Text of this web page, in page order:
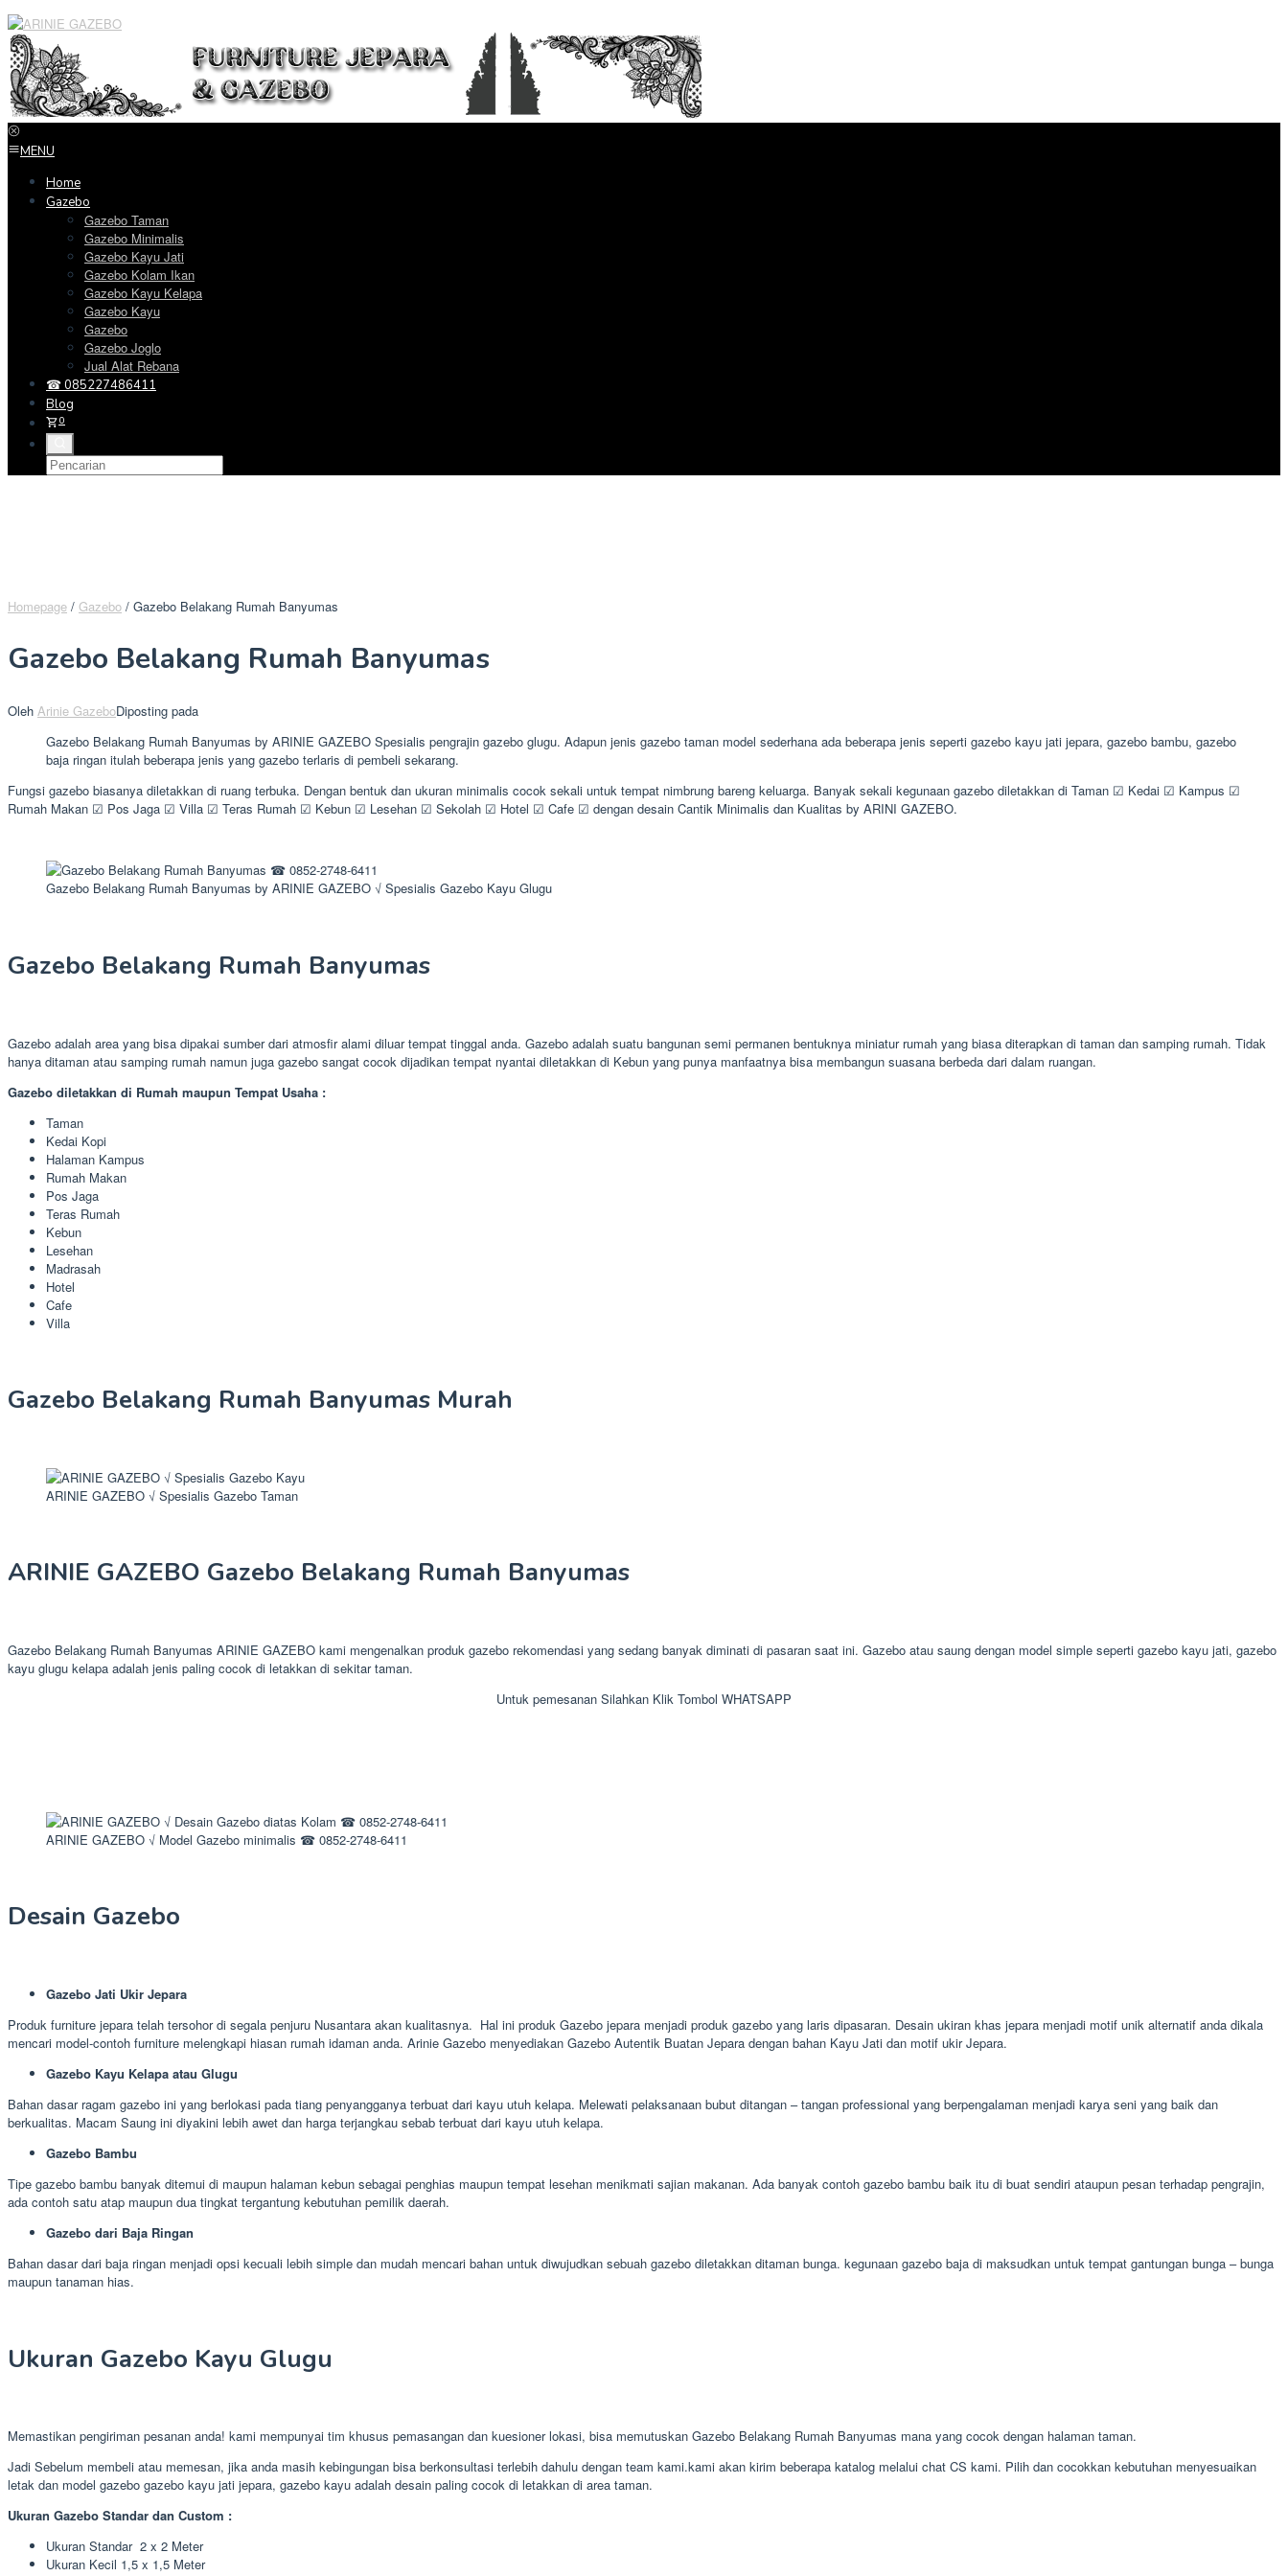
Loncat
ke
konten
MENU
Home
Gazebo
Gazebo Taman
Gazebo Minimalis
Gazebo Kayu Jati
Gazebo Kolam Ikan
Gazebo Kayu Kelapa
Gazebo Kayu
Gazebo
Gazebo Joglo
Jual Alat Rebana
☎ 085227486411
Blog
0
Homepage / Gazebo / Gazebo Belakang Rumah Banyumas
Gazebo Belakang Rumah Banyumas
Oleh Arinie GazeboDiposting pada
Gazebo Belakang Rumah Banyumas by ARINIE GAZEBO Spesialis pengrajin gazebo glugu. Adapun jenis gazebo taman model sederhana ada beberapa jenis seperti gazebo kayu jati jepara, gazebo bambu, gazebo
baja ringan itulah beberapa jenis yang gazebo terlaris di pembeli sekarang.
Fungsi gazebo biasanya diletakkan di ruang terbuka. Dengan bentuk dan ukuran minimalis cocok sekali untuk tempat nimbrung bareng keluarga. Banyak sekali kegunaan gazebo diletakkan di Taman ☑ Kedai ☑ Kampus ☑
Rumah Makan ☑ Pos Jaga ☑ Villa ☑ Teras Rumah ☑ Kebun ☑ Lesehan ☑ Sekolah ☑ Hotel ☑ Cafe ☑ dengan desain Cantik Minimalis dan Kualitas by ARINI GAZEBO.
Gazebo Belakang Rumah Banyumas by ARINIE GAZEBO √ Spesialis Gazebo Kayu Glugu
Gazebo Belakang Rumah Banyumas
Gazebo adalah area yang bisa dipakai sumber dari atmosfir alami diluar tempat tinggal anda. Gazebo adalah suatu bangunan semi permanen bentuknya miniatur rumah yang biasa diterapkan di taman dan samping rumah. Tidak
hanya ditaman atau samping rumah namun juga gazebo sangat cocok dijadikan tempat nyantai diletakkan di Kebun yang punya manfaatnya bisa membangun suasana berbeda dari dalam ruangan.
Gazebo diletakkan di Rumah maupun Tempat Usaha :
Taman
Kedai Kopi
Halaman Kampus
Rumah Makan
Pos Jaga
Teras Rumah
Kebun
Lesehan
Madrasah
Hotel
Cafe
Villa
Gazebo Belakang Rumah Banyumas Murah
ARINIE GAZEBO √ Spesialis Gazebo Taman
ARINIE GAZEBO Gazebo Belakang Rumah Banyumas
Gazebo Belakang Rumah Banyumas ARINIE GAZEBO kami mengenalkan produk gazebo rekomendasi yang sedang banyak diminati di pasaran saat ini. Gazebo atau saung dengan model simple seperti gazebo kayu jati, gazebo
kayu glugu kelapa adalah jenis paling cocok di letakkan di sekitar taman.
Untuk pemesanan Silahkan Klik Tombol WHATSAPP
ARINIE GAZEBO √ Model Gazebo minimalis ☎ 0852-2748-6411
Desain Gazebo
Gazebo Jati Ukir Jepara
Produk furniture jepara telah tersohor di segala penjuru Nusantara akan kualitasnya. Hal ini produk Gazebo jepara menjadi produk gazebo yang laris dipasaran. Desain ukiran khas jepara menjadi motif unik alternatif anda dikala
mencari model-contoh furniture melengkapi hiasan rumah idaman anda. Arinie Gazebo menyediakan Gazebo Autentik Buatan Jepara dengan bahan Kayu Jati dan motif ukir Jepara.
Gazebo Kayu Kelapa atau Glugu
Bahan dasar ragam gazebo ini yang berlokasi pada tiang penyangganya terbuat dari kayu utuh kelapa. Melewati pelaksanaan bubut ditangan – tangan professional yang berpengalaman menjadi karya seni yang baik dan
berkualitas. Macam Saung ini diyakini lebih awet dan harga terjangkau sebab terbuat dari kayu utuh kelapa.
Gazebo Bambu
Tipe gazebo bambu banyak ditemui di maupun halaman kebun sebagai penghias maupun tempat lesehan menikmati sajian makanan. Ada banyak contoh gazebo bambu baik itu di buat sendiri ataupun pesan terhadap pengrajin,
ada contoh satu atap maupun dua tingkat tergantung kebutuhan pemilik daerah.
Gazebo dari Baja Ringan
Bahan dasar dari baja ringan menjadi opsi kecuali lebih simple dan mudah mencari bahan untuk diwujudkan sebuah gazebo diletakkan ditaman bunga. kegunaan gazebo baja di maksudkan untuk tempat gantungan bunga – bunga
maupun tanaman hias.
Ukuran Gazebo Kayu Glugu
Memastikan pengiriman pesanan anda! kami mempunyai tim khusus pemasangan dan kuesioner lokasi, bisa memutuskan Gazebo Belakang Rumah Banyumas mana yang cocok dengan halaman taman.
Jadi Sebelum membeli atau memesan, jika anda masih kebingungan bisa berkonsultasi terlebih dahulu dengan team kami.kami akan kirim beberapa katalog melalui chat CS kami. Pilih dan cocokkan kebutuhan menyesuaikan
letak dan model gazebo gazebo kayu jati jepara, gazebo kayu adalah desain paling cocok di letakkan di area taman.
Ukuran Gazebo Standar dan Custom :
Ukuran Standar 2 x 2 Meter
Ukuran Kecil 1,5 x 1,5 Meter